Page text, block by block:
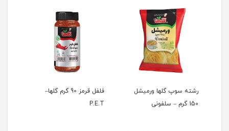
رشته سوپ گلها ورمیشل
150 گرم – سلفونی
فلفل قرمز 90 گرم گلها–
P.E.T